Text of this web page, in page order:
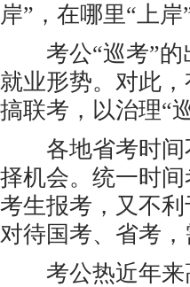
岸”，在哪里“上岸
考公“巡考”的
就业形势。对此
搞联考，以治理“
各地省考时间
择机会。统一时
考生报考，又不
对待国考、省考，
考公热近年来